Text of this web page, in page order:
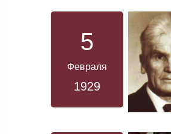
5
Февраля
1929